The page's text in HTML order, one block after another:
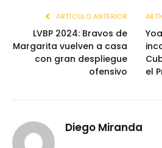
ARTÍCULO ANTERIOR
LVBP 2024: Bravos de
Margarita vuelven a casa
con gran despliegue
ofensivo
el
Diego Miranda